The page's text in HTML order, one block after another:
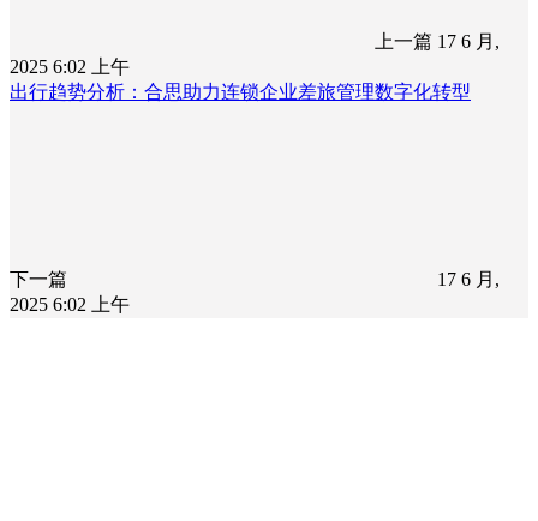
上一篇 17 6 月,
2025 6:02 上午
出行趋势分析：合思助力连锁企业差旅管理数字化转型
下一篇
17 6 月,
2025 6:02 上午